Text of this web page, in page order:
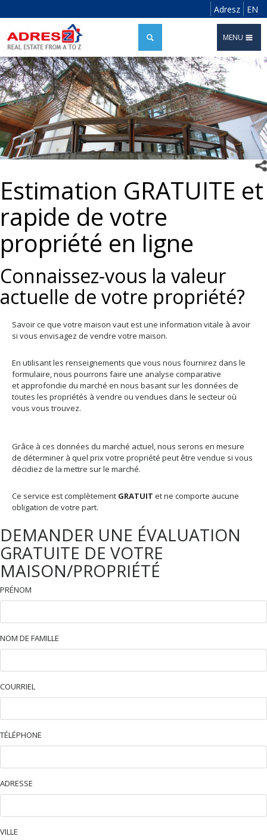
Adresz EN
MENU
Estimation GRATUITE et
rapide de votre
propriété en ligne
Connaissez-vous la valeur
actuelle de votre propriété?
Savoir ce que votre maison vaut est une information vitale à avoir
si vous envisagez de vendre votre maison.
En utilisant les renseignements que vous nous fournirez dans le
formulaire, nous pourrons faire une analyse comparative
et approfondie du marché en nous basant sur les données de
toutes les propriétés à vendre ou vendues dans le secteur où
vous vous trouvez.
Grâce à ces données du marché actuel, nous serons en mesure
de déterminer à quel prix votre propriété peut être vendue si vous
décidiez de la mettre sur le marché.
Ce service est complètement GRATUIT et ne comporte aucune
obligation de votre part.
DEMANDER UNE ÉVALUATION
GRATUITE DE VOTRE
MAISON/PROPRIÉTÉ
PRÉNOM
NOM DE FAMILLE
COURRIEL
TÉLÉPHONE
ADRESSE
VILLE